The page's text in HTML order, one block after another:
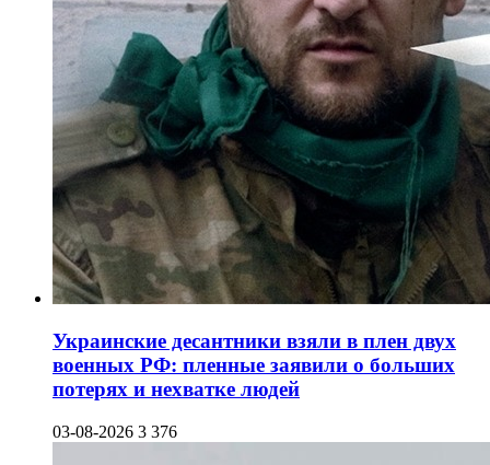
Украинские десантники взяли в плен двух
военных РФ: пленные заявили о больших
потерях и нехватке людей
03-08-2026 3 376